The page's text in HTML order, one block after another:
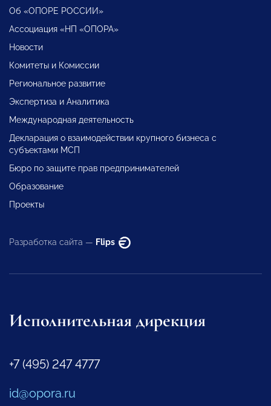
Об «ОПОРЕ РОССИИ»
Ассоциация «НП «ОПОРА»
Новости
Комитеты и Комиссии
Региональное развитие
Экспертиза и Аналитика
Международная деятельность
Декларация о взаимодействии крупного бизнеса с
субъектами МСП
Бюро по защите прав предпринимателей
Образование
Проекты
Разработка сайта — Flips
Исполнительная дирекция
+7 (495) 247 4777
id@opora.ru